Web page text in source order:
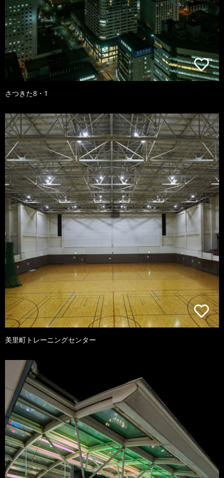
さつきた8・1
美里町トレーニングセンター